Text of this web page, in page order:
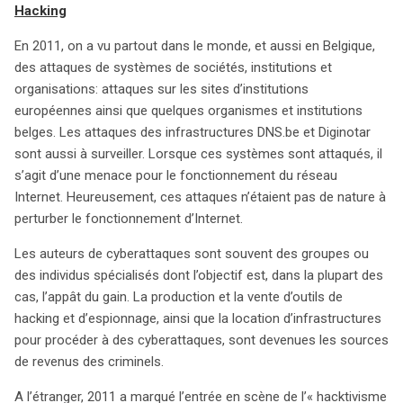
répondre efficacement aux cyberincidents. Ces efforts
soulignent l’importance d’une approche intégrée pour
faire face à la cybercriminalité croissante.
Hacking
En 2011, on a vu partout dans le monde, et aussi en Belgique,
des attaques de systèmes de sociétés, institutions et
organisations: attaques sur les sites d’institutions
européennes ainsi que quelques organismes et institutions
belges. Les attaques des infrastructures DNS.be et Diginotar
sont aussi à surveiller. Lorsque ces systèmes sont attaqués, il
s’agit d’une menace pour le fonctionnement du réseau
Internet. Heureusement, ces attaques n’étaient pas de nature à
perturber le fonctionnement d’Internet.
Les auteurs de cyberattaques sont souvent des groupes ou
des individus spécialisés dont l’objectif est, dans la plupart des
cas, l’appât du gain. La production et la vente d’outils de
hacking et d’espionnage, ainsi que la location d’infrastructures
pour procéder à des cyberattaques, sont devenues les sources
de revenus des criminels.
A l’étranger, 2011 a marqué l’entrée en scène de l’« hacktivisme